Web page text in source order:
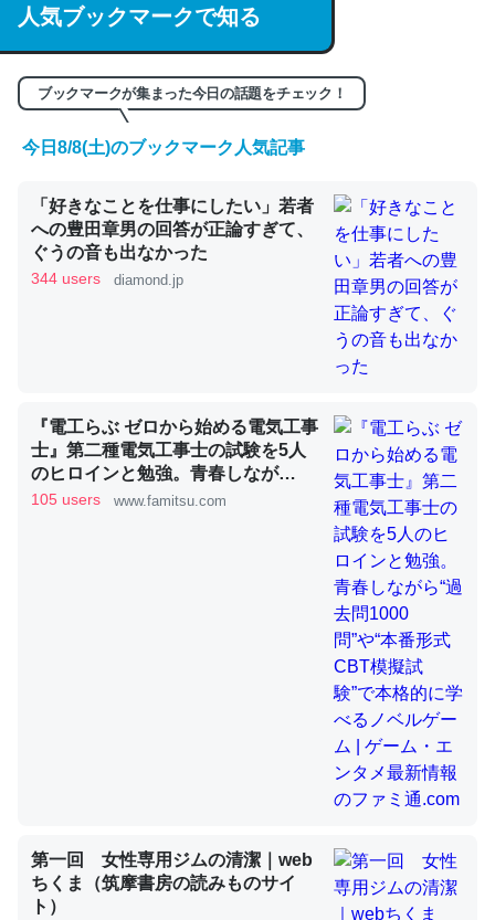
/064121
─GPTの仕組みと限界についての考察（１） - conceptualization
くらい。小説でいう「ずっと前の伏線」は回収されないけ
ど、短期記憶というには多い分量。進化すればするほど分
かりやすく強くなりそう
昆虫ってカルシウム少ないのか。知らんかった。調べたら
コオロギのカルシウム分はエビの600分の1程度。
─ニュース :: 【研究発表】昆虫学の大問題＝「昆虫はなぜ海にいな
論文では「淡水はカルシウムも酸素も不足してて両方に不
利だから両方が拮抗してるのでは」とあって面白い。海に
いる鋏角類（カブトガニ・ウミグモ）はカルシウムを使わ
ずキチンを強化してる筈だが、酵素が違うのか？
─ニュース :: 【研究発表】昆虫学の大問題＝「昆虫はなぜ海にいな
人気ブックマークで知る
ブックマークが集まった今日の話題をチェック！
今日8/8(土)のブックマーク人気記事
「好きなことを仕事にしたい」若者
への豊田章男の回答が正論すぎて、
ぐうの音も出なかった
344 users diamond.jp
『電工らぶ ゼロから始める電気工事
士』第二種電気工事士の試験を5人
のヒロインと勉強。青春しなが
ら“過去問1000問”や“本番形式CBT
105 users www.famitsu.com
第一回 女性専用ジムの清潔｜web
ちくま（筑摩書房の読みものサイ
ト）